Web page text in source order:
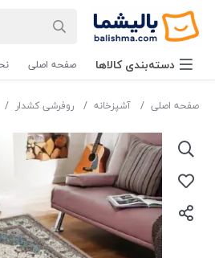
دسته‌بندی‌ کالاها صفحه اصلی
صفحه اصلی آشپزخانه روفرشی کشدار